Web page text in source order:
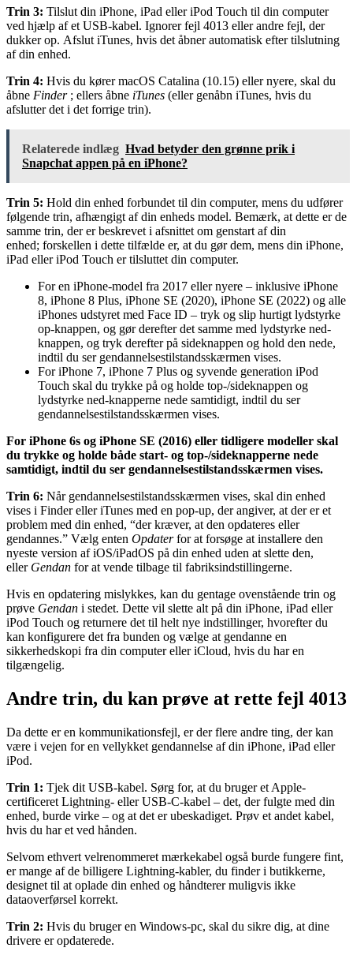
Trin 3: Tilslut din iPhone, iPad eller iPod Touch til din computer
ved hjælp af et USB-kabel. Ignorer fejl 4013 eller andre fejl, der
dukker op. Afslut iTunes, hvis det åbner automatisk efter tilslutning
af din enhed.
Trin 4: Hvis du kører macOS Catalina (10.15) eller nyere, skal du
åbne Finder; ellers åbne iTunes (eller genåbn iTunes, hvis du
afslutter det i det forrige trin).
Relaterede indlæg Hvad betyder den grønne prik i
Snapchat appen på en iPhone?
Trin 5: Hold din enhed forbundet til din computer, mens du udfører
følgende trin, afhængigt af din enheds model. Bemærk, at dette er de
samme trin, der er beskrevet i afsnittet om genstart af din
enhed; forskellen i dette tilfælde er, at du gør dem, mens din iPhone,
iPad eller iPod Touch er tilsluttet din computer.
For en iPhone-model fra 2017 eller nyere – inklusive iPhone
8, iPhone 8 Plus, iPhone SE (2020), iPhone SE (2022) og alle
iPhones udstyret med Face ID – tryk og slip hurtigt lydstyrke
op-knappen, og gør derefter det samme med lydstyrke ned-
knappen, og tryk derefter på sideknappen og hold den nede,
indtil du ser gendannelsestilstandsskærmen vises.
For iPhone 7, iPhone 7 Plus og syvende generation iPod
Touch skal du trykke på og holde top-/sideknappen og
lydstyrke ned-knapperne nede samtidigt, indtil du ser
gendannelsestilstandsskærmen vises.
For iPhone 6s og iPhone SE (2016) eller tidligere modeller skal
du trykke og holde både start- og top-/sideknapperne nede
samtidigt, indtil du ser gendannelsestilstandsskærmen vises.
Trin 6: Når gendannelsestilstandsskærmen vises, skal din enhed
vises i Finder eller iTunes med en pop-up, der angiver, at der er et
problem med din enhed, “der kræver, at den opdateres eller
gendannes.” Vælg enten Opdaterfor at forsøge at installere den
nyeste version af iOS/iPadOS på din enhed uden at slette den,
eller Gendan for at vende tilbage til fabriksindstillingerne.
Hvis en opdatering mislykkes, kan du gentage ovenstående trin og
prøve Gendan i stedet. Dette vil slette alt på din iPhone, iPad eller
iPod Touch og returnere det til helt nye indstillinger, hvorefter du
kan konfigurere det fra bunden og vælge at gendanne en
sikkerhedskopi fra din computer eller iCloud, hvis du har en
tilgængelig.
Andre trin, du kan prøve at rette fejl 4013
Da dette er en kommunikationsfejl, er der flere andre ting, der kan
være i vejen for en vellykket gendannelse af din iPhone, iPad eller
iPod.
Trin 1: Tjek dit USB-kabel. Sørg for, at du bruger et Apple-
certificeret Lightning- eller USB-C-kabel – det, der fulgte med din
enhed, burde virke – og at det er ubeskadiget. Prøv et andet kabel,
hvis du har et ved hånden.
Selvom ethvert velrenommeret mærkekabel også burde fungere fint,
er mange af de billigere Lightning-kabler, du finder i butikkerne,
designet til at oplade din enhed og håndterer muligvis ikke
dataoverførsel korrekt.
Trin 2: Hvis du bruger en Windows-pc, skal du sikre dig, at dine
drivere er opdaterede.